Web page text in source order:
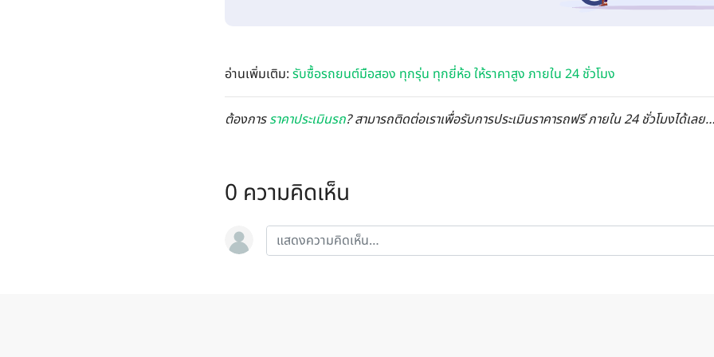
อ่านเพิ่มเติม:รับซื้อรถยนต์มือสอง ทุกรุ่น ทุกยี่ห้อ ให้ราคาสูง ภายใน 24 ชั่วโมง
ต้องการราคาประเมินรถ? สามารถติดต่อเราเพื่อรับการประเมินราคารถฟรี ภายใน 24 ชั่วโมงได้เลย
0 ความคิดเห็น